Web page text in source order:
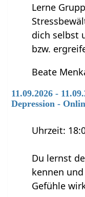
Lerne
dich selbst
bzw.
Beate
11.09.2026 -
Depression -
Uhrzeit:
Du lernst
kennen
Gefühle